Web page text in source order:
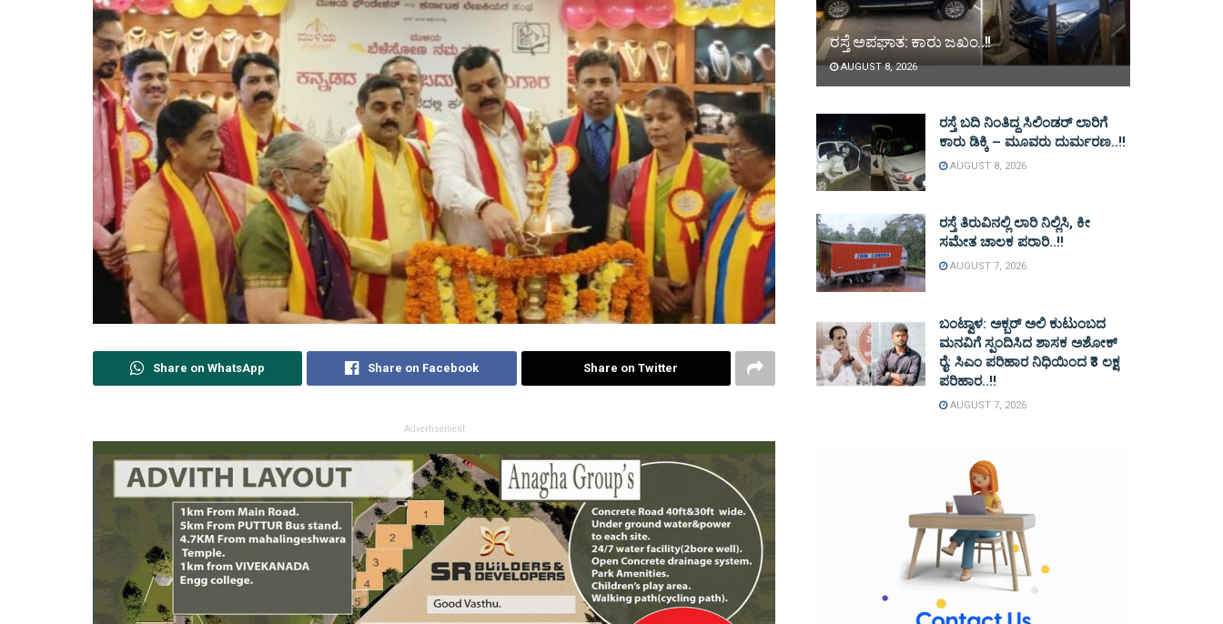
Share on WhatsApp Share on Facebook Share on Twitter
Advertisement
ರಸ್ತೆ ಅಪಘಾತ: ಕಾರು ಜಖಂ..!!
AUGUST 8, 2026
ರಸ್ತೆ ಬದಿ ನಿಂತಿದ್ದ ಸಿಲಿಂಡರ್ ಲಾರಿಗೆ
ಕಾರು ಡಿಕ್ಕಿ – ಮೂವರು ದುರ್ಮರಣ..!!
AUGUST 8, 2026
ರಸ್ತೆ ತಿರುವಿನಲ್ಲಿ ಲಾರಿ ನಿಲ್ಲಿಸಿ, ಕೀ
ಸಮೇತ ಚಾಲಕ ಪರಾರಿ..!!
AUGUST 7, 2026
ಬಂಟ್ವಾಳ: ಅಕ್ಬರ್ ಅಲಿ ಕುಟುಂಬದ
ಮನವಿಗೆ ಸ್ಪಂದಿಸಿದ ಶಾಸಕ ಅಶೋಕ್
ರೈ: ಸಿಎಂ ಪರಿಹಾರ ನಿಧಿಯಿಂದ ₹3 ಲಕ್ಷ
ಪರಿಹಾರ..!!
AUGUST 7, 2026